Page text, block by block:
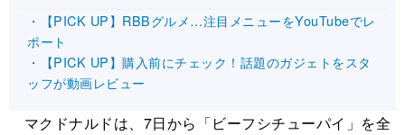
・【PICK UP】RBBグルメ…注目メニューをYouTubeでレ
ポート
・【PICK UP】購入前にチェック！話題のガジェトをスタ
ッフが動画レビュー
マクドナルドは、7日から「ビーフシチューパイ」を全